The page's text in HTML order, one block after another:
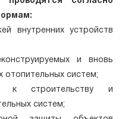
внутренних устройств
и вновь
отопительных систем;
к строительству и
систем;